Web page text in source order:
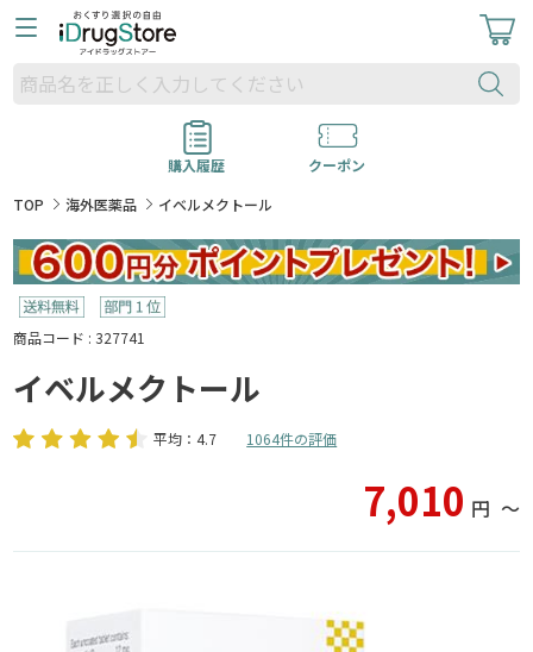
購入履歴
クーポン
TOP
海外医薬品 イベルメクトール
商品コード : 327741
イベルメクトール
平均：4.7 1064件の評価
7,010 円 〜